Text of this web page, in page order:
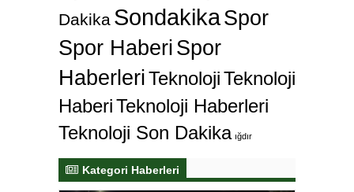
Dakika SondakikaSpor
Spor Haberi Spor
HaberleriTeknolojiTeknoloji
HaberiTeknoloji Haberleri
Teknoloji Son Dakika ığdır
Kategori Haberleri